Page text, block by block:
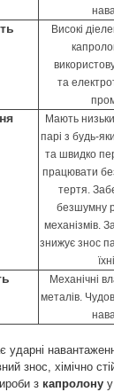
Високі
та
Мають
парі з будь-
та швидко
працювати
тертя.
безшумну
механізмів.
знижує знос
Механічні
металів.
ударні
знос, хімічно
з капролону